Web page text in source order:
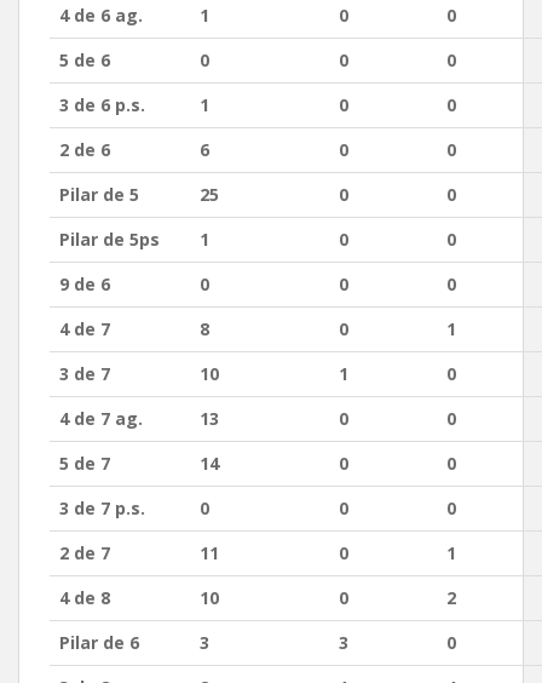
4 de 6 ag.
1 0
0
5 de 6
0 0
0
3 de 6 p.s.
1 0
0
2 de 6
6 0
0
Pilar de 5
25 0
0
Pilar de 5ps
1 0
0
9 de 6
0 0
0
4 de 7
8 0
1
3 de 7
10 1
0
4 de 7 ag.
13 0
0
5 de 7
14 0
0
3 de 7 p.s.
0 0
0
2 de 7
11 0
1
4 de 8
10 0
2
Pilar de 6
3 3
0